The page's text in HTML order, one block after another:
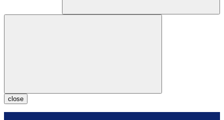
close